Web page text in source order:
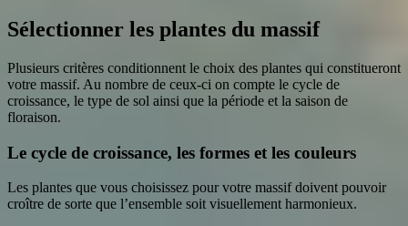
Sélectionner les plantes du massif
Plusieurs critères conditionnent le choix des plantes qui constitueront
votre massif. Au nombre de ceux-ci on compte le cycle de
croissance, le type de sol ainsi que la période et la saison de
floraison.
Le cycle de croissance, les formes et les couleurs
Les plantes que vous choisissez pour votre massif doivent pouvoir
croître de sorte que l’ensemble soit visuellement harmonieux.